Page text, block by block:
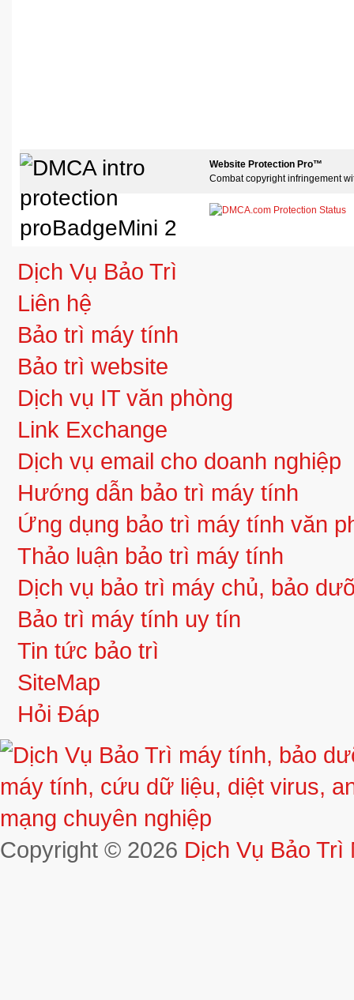
Website Protection Pro™
Combat copyright infringement
Dịch Vụ Bảo Trì
Liên hệ
Bảo trì máy tính
Bảo trì website
Dịch vụ IT văn phòng
Link Exchange
Dịch vụ email cho doanh nghiệp
Hướng dẫn bảo trì máy tính
Ứng dụng bảo trì máy tính văn
Thảo luận bảo trì máy tính
Dịch vụ bảo trì máy chủ, bảo
Bảo trì máy tính uy tín
Tin tức bảo trì
SiteMap
Hỏi Đáp
Copyright © 2026 Dịch Vụ Bảo Trì